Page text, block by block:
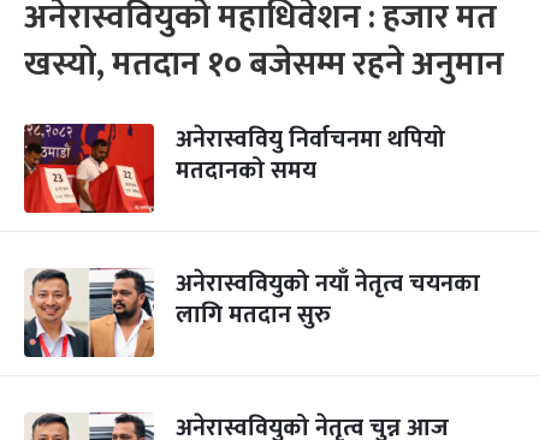
अनेरास्ववियुको महाधिवेशन : हजार मत
खस्यो, मतदान १० बजेसम्म रहने अनुमान
अनेरास्ववियु निर्वाचनमा थपियो
मतदानको समय
अनेरास्ववियुको नयाँ नेतृत्व चयनका
लागि मतदान सुरु
अनेरास्ववियुको नेतृत्व चुन्न आज